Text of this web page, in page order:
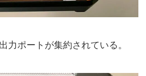
力ポートが集約されている。